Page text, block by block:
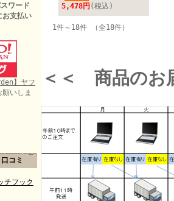
ワード
お支払い
】ヤフ
願いしま
コミ
チフック
5,478円 (税込)
1件～18件 （全18件）
＜＜ 商品のお